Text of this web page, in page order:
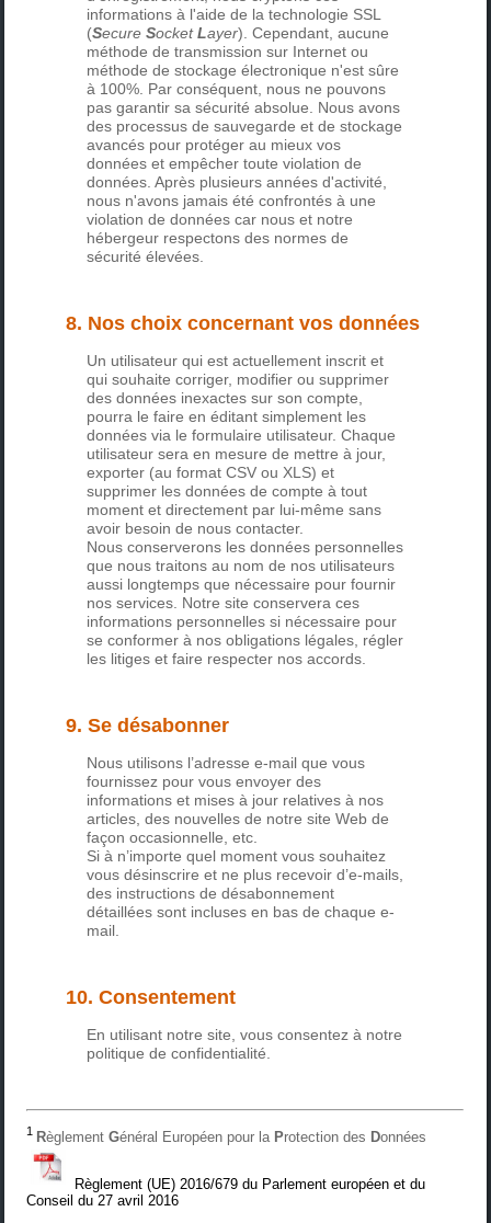
informations à l'aide de la technologie SSL
(SecureSocketLayer). Cependant, aucune
méthode de transmission sur Internet ou
méthode de stockage électronique n'est sûre
à 100%. Par conséquent, nous ne pouvons
pas garantir sa sécurité absolue. Nous avons
des processus de sauvegarde et de stockage
avancés pour protéger au mieux vos
données et empêcher toute violation de
données. Après plusieurs années d'activité,
nous n'avons jamais été confrontés à une
violation de données car nous et notre
hébergeur respectons des normes de
sécurité élevées.
8. Nos choix concernant vos données
Un utilisateur qui est actuellement inscrit et
qui souhaite corriger, modifier ou supprimer
des données inexactes sur son compte,
pourra le faire en éditant simplement les
données via le formulaire utilisateur. Chaque
utilisateur sera en mesure de mettre à jour,
exporter (au format CSV ou XLS) et
supprimer les données de compte à tout
moment et directement par lui-même sans
avoir besoin de nous contacter.
Nous conserverons les données personnelles
que nous traitons au nom de nos utilisateurs
aussi longtemps que nécessaire pour fournir
nos services. Notre site conservera ces
informations personnelles si nécessaire pour
se conformer à nos obligations légales, régler
les litiges et faire respecter nos accords.
9. Se désabonner
Nous utilisons l’adresse e-mail que vous
fournissez pour vous envoyer des
informations et mises à jour relatives à nos
articles, des nouvelles de notre site Web de
façon occasionnelle, etc.
Si à n’importe quel moment vous souhaitez
vous désinscrire et ne plus recevoir d’e-mails,
des instructions de désabonnement
détaillées sont incluses en bas de chaque e-
mail.
10. Consentement
En utilisant notre site, vous consentez à notre
politique de confidentialité.
1 RèglementGénéral Européen pour la Protection des Données
Règlement (UE) 2016/679 du Parlement européen et du
Conseil du 27 avril 2016